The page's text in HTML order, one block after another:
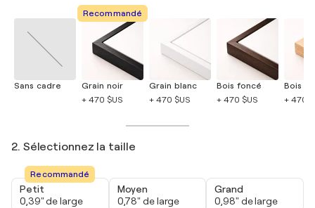
Sans cadre
Recommandé
Grain noir
+ 470 $US
Grain blanc
+ 470 $US
Bois foncé
+ 470 $US
Bois
+ 470
2. Sélectionnez la taille
Recommandé
Petit
0,39" de large
Moyen
0,78" de large
Grand
0,98" de large